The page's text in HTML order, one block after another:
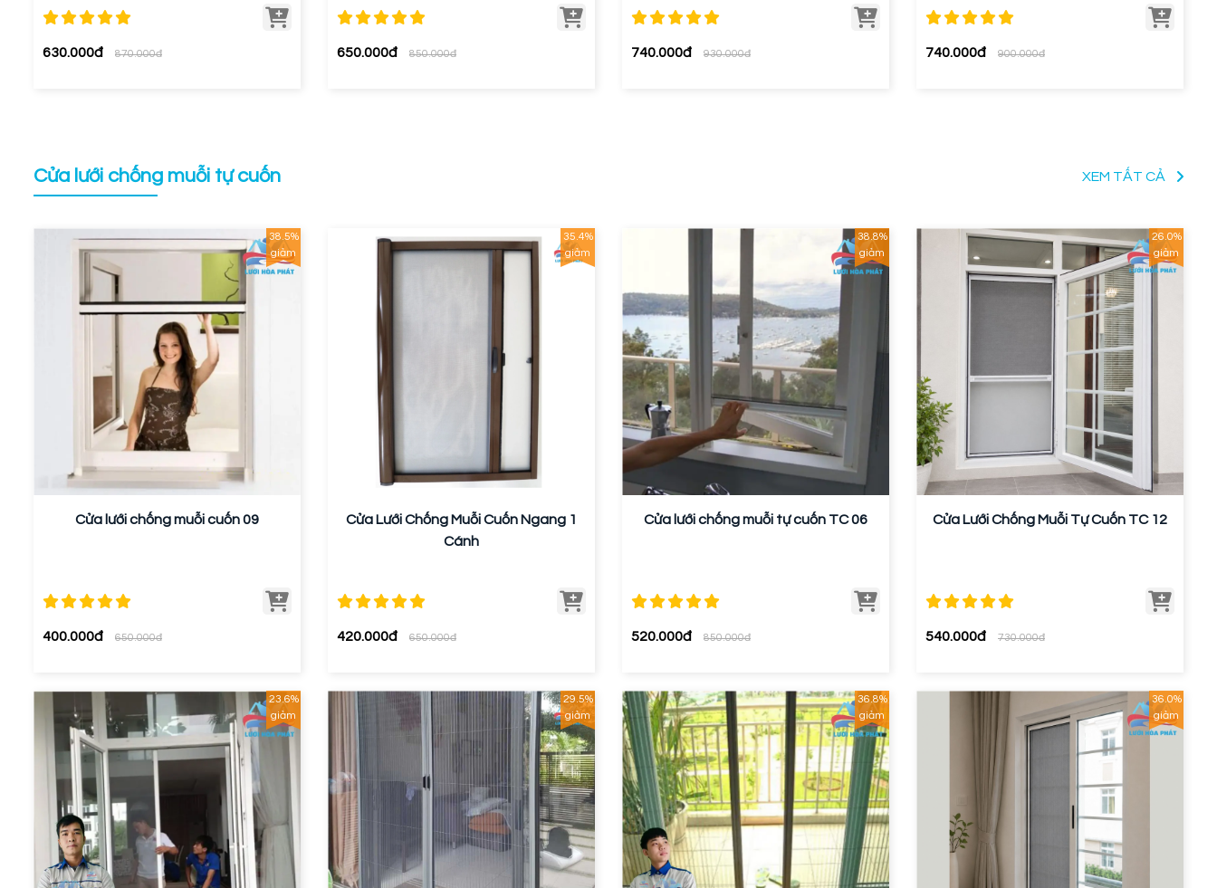
630.000đ 870.000đ 650.000đ 850.000đ 740.000đ 930.000đ 740.000đ 900.000đ
Cửa lưới chống muỗi tự cuốn
38.5%
giảm
Cửa lưới chống muỗi cuốn 09
400.000đ 650.000đ
35.4%
giảm
Cửa Lưới Chống Muỗi Cuốn Ngang 1
Cánh
420.000đ 650.000đ
38.8%
giảm
Cửa lưới chống muỗi tự cuốn TC 06
520.000đ 850.000đ
26.0%
giảm
Cửa Lưới Chống Muỗi Tự Cuốn TC 12
540.000đ 730.000đ
23.6%
giảm
29.5%
giảm
36.8%
giảm
36.0%
giảm
XEM TẤT CẢ